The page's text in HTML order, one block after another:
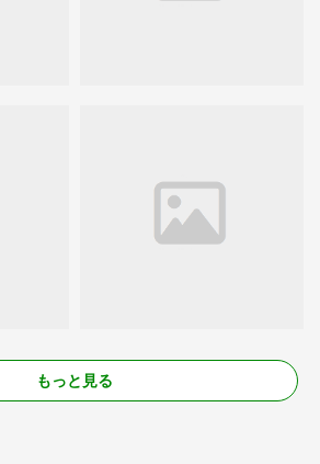
もっと見る